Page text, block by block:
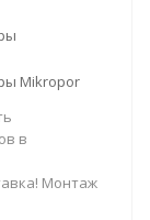
Mikropor
в
Монтаж